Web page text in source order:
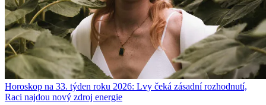
Horoskop na 33. týden roku 2026: Lvy čeká zásadní rozhodnutí,
Raci najdou nový zdroj energie